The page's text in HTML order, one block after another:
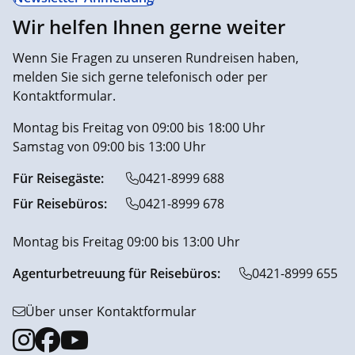
Wir helfen Ihnen gerne weiter
Wenn Sie Fragen zu unseren Rundreisen haben,
melden Sie sich gerne telefonisch oder per
Kontaktformular.
Montag bis Freitag von 09:00 bis 18:00 Uhr
Samstag von 09:00 bis 13:00 Uhr
Für Reisegäste:
0421-8999 688
Für Reisebüros:
0421-8999 678
Montag bis Freitag 09:00 bis 13:00 Uhr
Agenturbetreuung für Reisebüros:
0421-8999 655
Über unser Kontaktformular